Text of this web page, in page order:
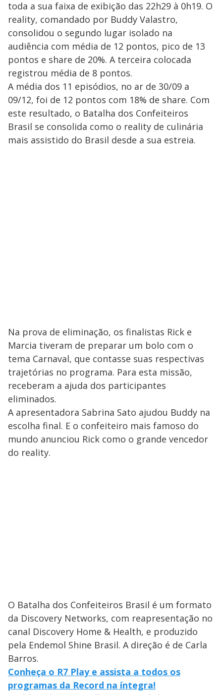
toda a sua faixa de exibição das 22h29 à 0h19. O
reality, comandado por Buddy Valastro,
consolidou o segundo lugar isolado na
audiência com média de 12 pontos, pico de 13
pontos e share de 20%. A terceira colocada
registrou média de 8 pontos.
A média dos 11 episódios, no ar de 30/09 a
09/12, foi de 12 pontos com 18% de share. Com
este resultado, o Batalha dos Confeiteiros
Brasil se consolida como o reality de culinária
mais assistido do Brasil desde a sua estreia.
Na prova de eliminação, os finalistas Rick e
Marcia tiveram de preparar um bolo com o
tema Carnaval, que contasse suas respectivas
trajetórias no programa. Para esta missão,
receberam a ajuda dos participantes
eliminados.
A apresentadora Sabrina Sato ajudou Buddy na
escolha final. E o confeiteiro mais famoso do
mundo anunciou Rick como o grande vencedor
do reality.
O Batalha dos Confeiteiros Brasil é um formato
da Discovery Networks, com reapresentação no
canal Discovery Home & Health, e produzido
pela Endemol Shine Brasil. A direção é de Carla
Barros.
Conheça o R7 Play e assista a todos os
programas da Record na íntegra!